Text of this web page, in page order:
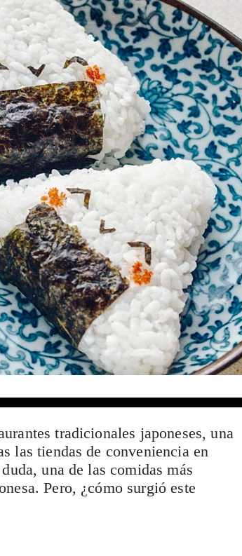
tradicionales japoneses, una
las tiendas de conveniencia en
una de las comidas más
Pero, ¿cómo surgió este